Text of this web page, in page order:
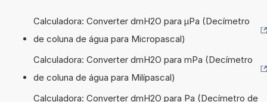
Calculadora: Converter dmH2O para µPa (Decímetro
de coluna de água para Micropascal)
Calculadora: Converter dmH2O para mPa (Decímetro
de coluna de água para Milípascal)
Calculadora: Converter dmH2O para Pa (Decímetro de